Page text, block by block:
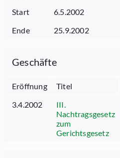
Start
6.5.2002
Ende
25.9.2002
Geschäfte
Eröffnung Titel
3.4.2002
III.
Nachtragsgesetz
zum
Gerichtsgesetz